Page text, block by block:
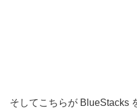
そしてこちらが BlueStacks